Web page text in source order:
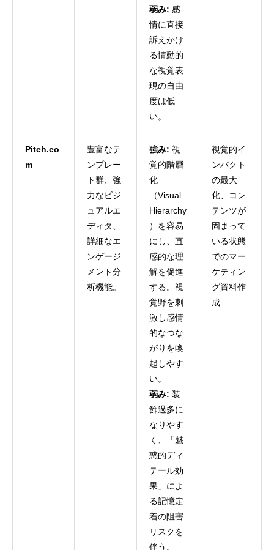
弱み: 感
情に直接
訴えかけ
る情動的
な視覚表
現の自由
度は低
い。
Pitch.co
m
豊富なテ
ンプレー
ト群、強
力なビジ
ュアルエ
ディタ、
詳細なエ
ンゲージ
メント分
析機能。
強み: 視
覚的階層
化
（Visual
Hierarchy
）を容易
にし、直
感的な理
解を促進
する。視
覚野を刺
激し感情
的なつな
がりを喚
起しやす
い。
弱み: 装
飾過多に
なりやす
く、「魅
惑的ディ
テール効
果」によ
る記憶定
着の阻害
リスクを
伴う。
視覚的イ
ンパクト
の最大
化、コン
テンツが
固まって
いる状態
でのマー
ケティン
グ資料作
成